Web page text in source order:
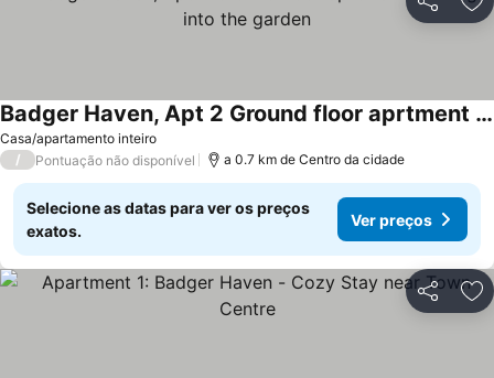
Partilhar
Casa/apartamento inteiro
Badger Haven, Apt 2 Ground floor aprtment opening into the garden
/ Pontuação não disponível a 0.7 km de Centro da cidade
Selecione as datas para ver os preços
exatos.
Ver preços
Partilhar